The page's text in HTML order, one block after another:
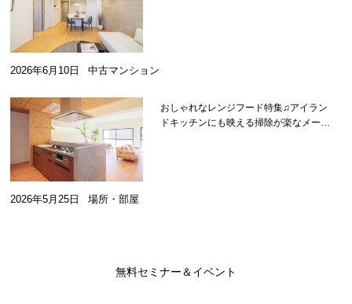
2026年6月10日 中古マンション
おしゃれなレンジフード特集♫アイラン
ドキッチンにも映える掃除が楽なメーカ
2026年5月25日 場所・部屋
無料セミナー＆イベント